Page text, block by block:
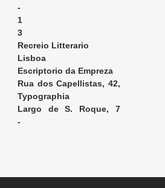
-
1
3
Recreio Litterario
Lisboa
Escriptorio da Empreza
Rua dos Capellistas, 42,
3° andar
Typographia
Lisbonense
Largo de S. Roque, 7
[Lisboa]
-